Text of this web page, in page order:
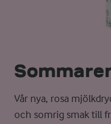
Vår nya, rosa
och somrig smak till